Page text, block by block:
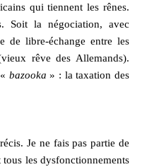
qui tiennent les rênes.
Soit la négociation, avec
de libre-échange entre les
rêve des Allemands).
bazooka » : la taxation des
Je ne fais pas partie de
les dysfonctionnements